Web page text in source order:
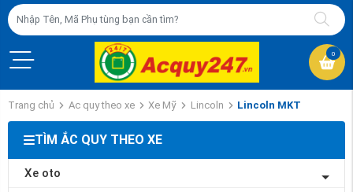
0
Trang chủ Ac quy theo xe Xe Mỹ Lincoln Lincoln MKT
TÌM ẮC QUY THEO XE
Xe oto